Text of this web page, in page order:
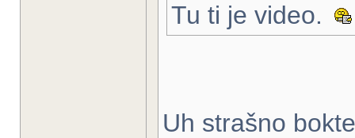
Tu ti je video.
Uh strašno